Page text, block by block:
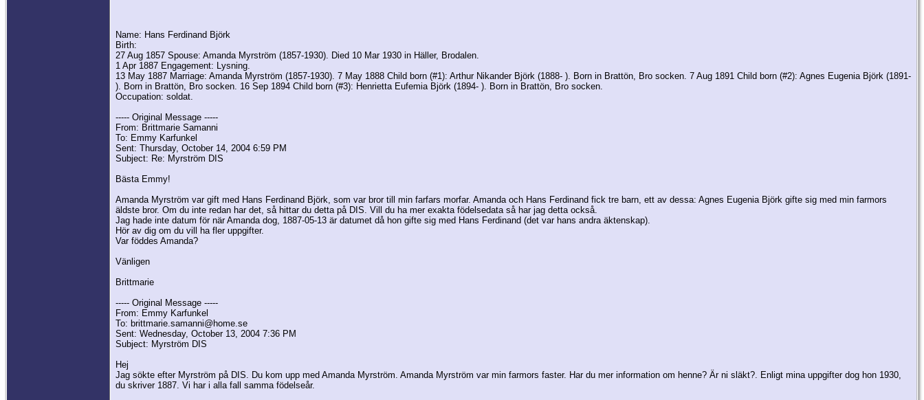
Name: Hans Ferdinand Björk
Birth:
27 Aug 1857 Spouse: Amanda Myrström (1857-1930). Died 10 Mar 1930 in Häller, Brodalen.
1 Apr 1887 Engagement: Lysning.
13 May 1887 Marriage: Amanda Myrström (1857-1930). 7 May 1888 Child born (#1): Arthur Nikander Björk (1888- ). Born in Brattön, Bro socken. 7 Aug 1891 Child born (#2): Agnes Eugenia Björk (1891-
). Born in Brattön, Bro socken. 16 Sep 1894 Child born (#3): Henrietta Eufemia Björk (1894- ). Born in Brattön, Bro socken.
Occupation: soldat.
----- Original Message -----
From: Brittmarie Samanni
To: Emmy Karfunkel
Sent: Thursday, October 14, 2004 6:59 PM
Subject: Re: Myrström DIS
Bästa Emmy!
Amanda Myrström var gift med Hans Ferdinand Björk, som var bror till min farfars morfar. Amanda och Hans Ferdinand fick tre barn, ett av dessa: Agnes Eugenia Björk gifte sig med min farmors
äldste bror. Om du inte redan har det, så hittar du detta på DIS. Vill du ha mer exakta födelsedata så har jag detta också.
Jag hade inte datum för när Amanda dog, 1887-05-13 är datumet då hon gifte sig med Hans Ferdinand (det var hans andra äktenskap).
Hör av dig om du vill ha fler uppgifter.
Var föddes Amanda?
Vänligen
Brittmarie
----- Original Message -----
From: Emmy Karfunkel
To: brittmarie.samanni@home.se
Sent: Wednesday, October 13, 2004 7:36 PM
Subject: Myrström DIS
Hej
Jag sökte efter Myrström på DIS. Du kom upp med Amanda Myrström. Amanda Myrström var min farmors faster. Har du mer information om henne? Är ni släkt?. Enligt mina uppgifter dog hon 1930,
du skriver 1887. Vi har i alla fall samma födelseår.